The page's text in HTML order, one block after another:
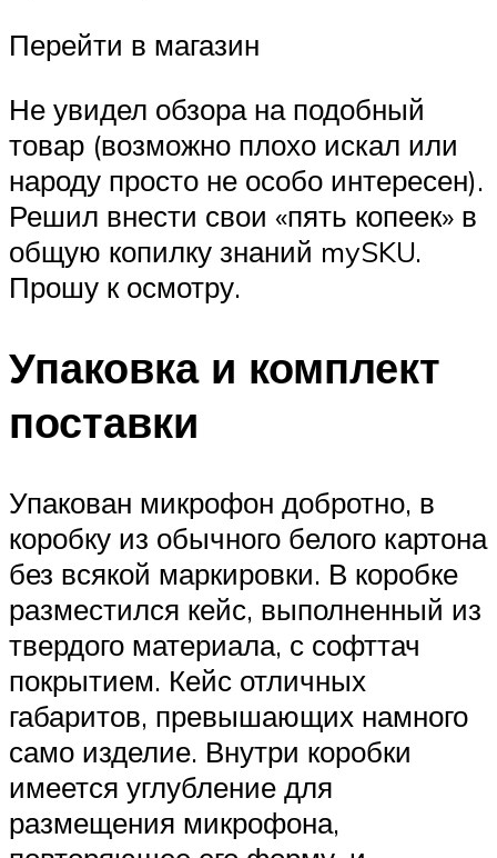
Перейти в магазин
Не увидел обзора на подобный
товар (возможно плохо искал или
народу просто не особо интересен).
Решил внести свои «пять копеек» в
общую копилку знаний mySKU.
Прошу к осмотру.
Упаковка и комплект
поставки
Упакован микрофон добротно, в
коробку из обычного белого картона
без всякой маркировки. В коробке
разместился кейс, выполненный из
твердого материала, с софттач
покрытием. Кейс отличных
габаритов, превышающих намного
само изделие. Внутри коробки
имеется углубление для
размещения микрофона,